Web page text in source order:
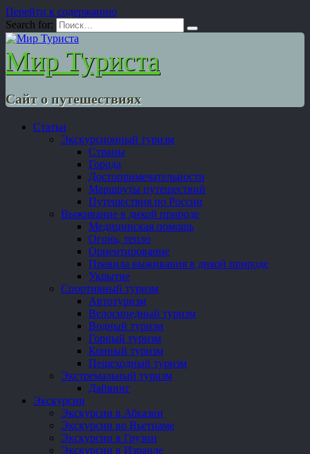
Перейти к содержанию
Search for:
Мир Туриста
Сайт о путешествиях
Статьи
Экскурсионный туризм
Страны
Города
Достопримечательности
Маршруты путешествий
Путешествия по России
Выживание в дикой природе
Медицинская помощь
Огонь, тепло
Ориентирование
Правила выживания в дикой природе
Укрытие
Спортивный туризм
Автотуризм
Велосипедный туризм
Водный туризм
Горный туризм
Конный туризм
Пешеходный туризм
Экстремальный туризм
Дайвинг
Экскурсии
Экскурсии в Абхазии
Экскурсии во Вьетнаме
Экскурсии в Грузии
Экскурсии в Израиле